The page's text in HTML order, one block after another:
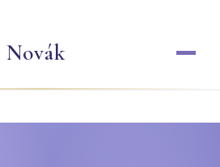
Novák